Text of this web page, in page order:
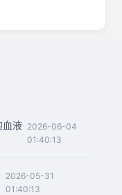
血液 2026-06-04
01:40:13
2026-05-31
01:40:13